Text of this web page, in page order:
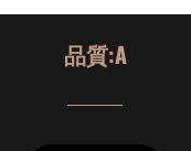
品質:A